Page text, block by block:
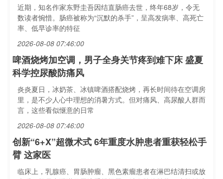
近期，知名作家东野圭吾因结直肠癌去世，终年68岁，令无
数读者惋惜。肠癌被称为“沉默的杀手”，呈高发病率、高死亡
率、低早诊率的特征
2026-08-08 07:46:00
啤酒烧烤加空调，男子全身关节疼到难下床 盛夏
科学控尿酸防痛风
炎炎夏日，冰奶茶、冰镇啤酒搭配烧烤，再长时间待在空调房
里，是不少人心中理想的消暑方式。但对痛风、高尿酸人群而
言，这些看似惬意的日常
2026-08-08 07:46:00
创新“6+X”超微术式 6年重度水肿患者重获轻松手
臂 这家医
临床上，乳腺癌、胃肠肿瘤、黑色素瘤患者在淋巴结清扫或放